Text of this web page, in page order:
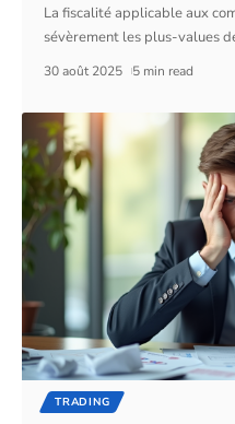
La fiscalité applicable aux
sévèrement les plus-values
30 août 2025 5 min read
TRADING